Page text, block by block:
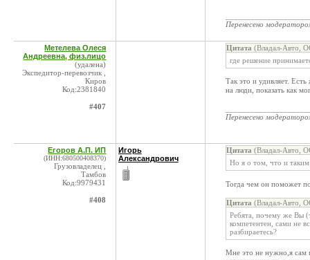
Перенесено
Метелева Олеся
Андреевна, физ.лицо
(удалена)
Экспедитор-перевозчик ,
Киров
Код:2381840
#407
Цитата (Владал-Авто,
где решение
Так это и удивляет.
на люди, показать как
Перенесено
Егоров А.П. ИП
(ИНН:680500408370)
Грузовладелец ,
Тамбов
Код:9979431
#408
Игорь
Александрович
Цитата (Владал-Авто,
Но я о том, что и
Тогда чем он поможет
Цитата (Владал-Авто,
Ребята, почему же Вы
компетентен, сами не
разбираетесь?
Мне это не нужно,я сам